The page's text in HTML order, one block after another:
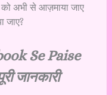
को अभी से आज़माया जाए
जाए?
Se Paise
जानकारी